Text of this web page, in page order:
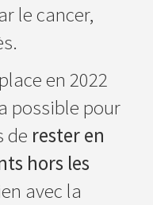
le cancer,
en 2022
possible pour
de rester en
hors les
avec la